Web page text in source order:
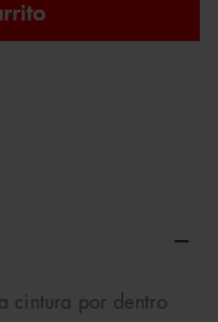
cintura por dentro